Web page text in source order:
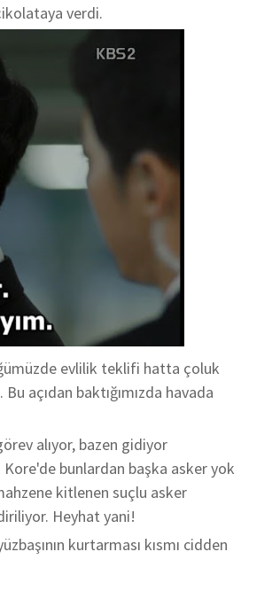
verdi.
evlilik teklifi hatta çoluk
açıdan baktığımızda havada
alıyor, bazen gidiyor
Kore'de bunlardan başka asker yok
kitlenen suçlu asker
Heyhat yani!
kurtarması kısmı cidden